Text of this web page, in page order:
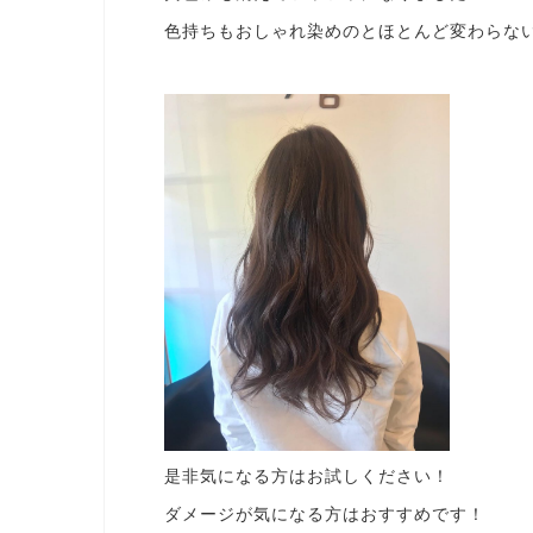
色持ちもおしゃれ染めのとほとんど変わらな
是非気になる方はお試しください！
ダメージが気になる方はおすすめです！